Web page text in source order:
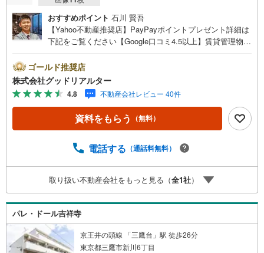
おすすめポイント 石川 賢吾
【Yahoo不動産推奨店】PayPayポイントプレゼント詳細は
下記をご覧ください【Google口コミ4.5以上】賃貸管理物件
介です。投資用マンションを購入する際、最大のリスクは
空室リスクです。利回りがいくら高かろうとも、空室が続
いてしまえば、絵に描いた餅になってしまいます。弊社で
ご紹介するマンションは、人気エリアのお薦め物件はもち
ろんのこと、エリアのニーズに合った人気のお部屋等、賃
貸営業経験スタッフの培ってきた知識と経験を基に物件を
ての対策はお任せください。掲載されている物件は、弊社
い合わせください。※記載賃料等の収入や利回りは、将来に
わたり、得られることを保証するものではありません。※賃
料等については、賃貸中のものについては現在の賃料等
で、空室または所有者居住中等のものについては、周辺の
賃料相場に基づき、満室時を想定して表示しています。
ゴールド推奨店
株式会社グッドリアルター
4.8 不動産会社レビュー 40件
資料をもらう （無料）
電話する （通話料無料）
取り扱い不動産会社をもっと見る（全1社）
パレ・ドール吉祥寺
京王井の頭線 「三鷹台」駅 徒歩26分
東京都三鷹市新川6丁目